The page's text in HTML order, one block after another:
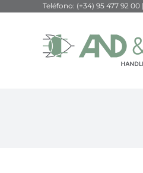
contenido
Teléfono: (+34) 95 477 92 00 |